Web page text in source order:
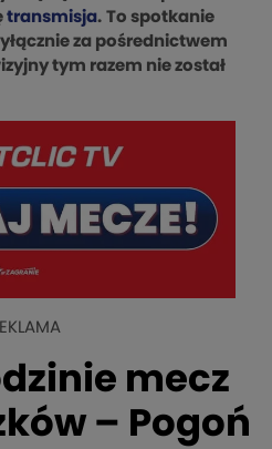
transmisja. To spotkanie
za pośrednictwem
tym razem nie został
mecz
– Pogoń